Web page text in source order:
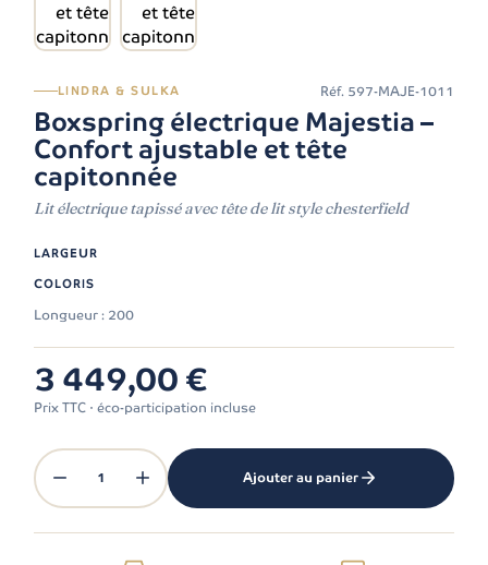
LINDRA & SULKA Réf. 597-MAJE-1011
Boxspring électrique Majestia –
Confort ajustable et tête
capitonnée
Lit électrique tapissé avec tête de lit style chesterfield
LARGEUR
COLORIS
Longueur : 200
3 449,00 €
Prix TTC · éco-participation incluse
1 Ajouter au panier